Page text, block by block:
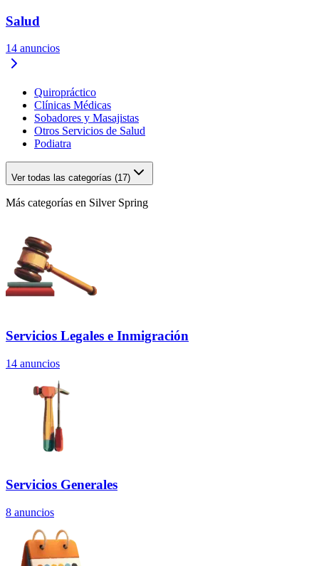
Salud
14 anuncios
Quiropráctico
Clínicas Médicas
Sobadores y Masajistas
Otros Servicios de Salud
Podiatra
Ver todas las categorías (17)
Más categorías en Silver Spring
Servicios Legales e Inmigración
14 anuncios
Servicios Generales
8 anuncios